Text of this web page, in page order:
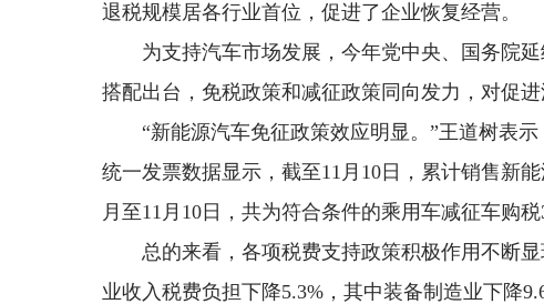
退税规模居各行业首位，促进了企业恢复经营。
为支持汽车市场发展，今年党中央、国务院
搭配出台，免税政策和减征政策同向发力，对促
“新能源汽车免征政策效应明显。”王道树表
统一发票数据显示，截至11月10日，累计销售新
月至11月10日，共为符合条件的乘用车减征车购税
总的来看，各项税费支持政策积极作用不断
业收入税费负担下降5.3%，其中装备制造业下降